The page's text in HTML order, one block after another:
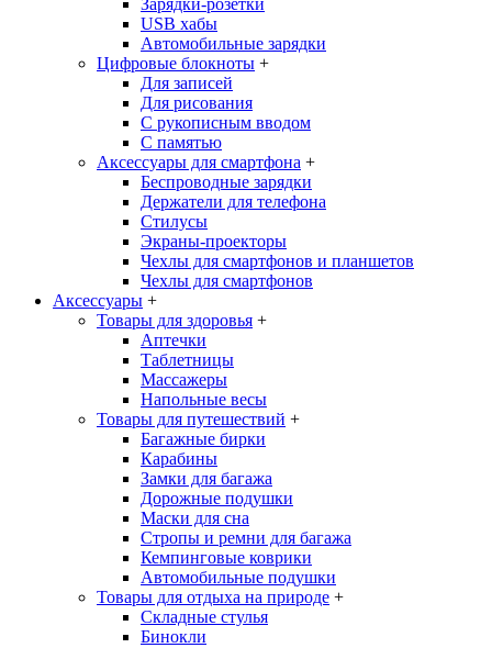
Зарядки-розетки
USB хабы
Автомобильные зарядки
Цифровые блокноты +
Для записей
Для рисования
С рукописным вводом
С памятью
Аксессуары для смартфона +
Беспроводные зарядки
Держатели для телефона
Стилусы
Экраны-проекторы
Чехлы для смартфонов и планшетов
Чехлы для смартфонов
Аксессуары +
Товары для здоровья +
Аптечки
Таблетницы
Массажеры
Напольные весы
Товары для путешествий +
Багажные бирки
Карабины
Замки для багажа
Дорожные подушки
Маски для сна
Стропы и ремни для багажа
Кемпинговые коврики
Автомобильные подушки
Товары для отдыха на природе +
Складные стулья
Бинокли